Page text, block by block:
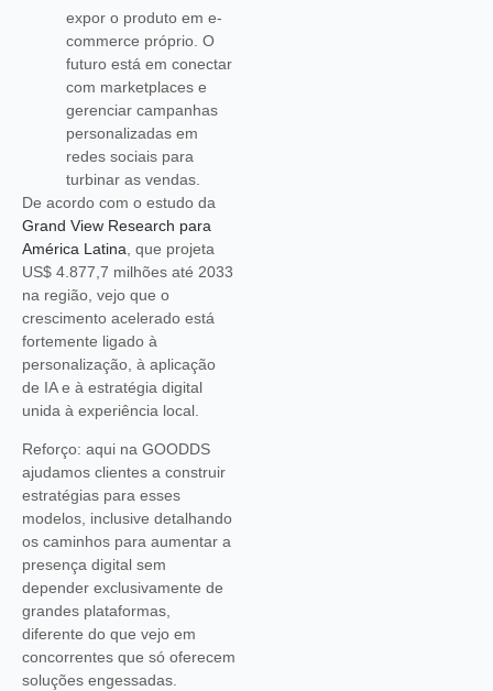
expor o produto em e-
commerce próprio. O
futuro está em conectar
com marketplaces e
gerenciar campanhas
personalizadas em
redes sociais para
turbinar as vendas.
De acordo com o estudo da
Grand View Research para
América Latina , que projeta
US$ 4.877,7 milhões até 2033
na região, vejo que o
crescimento acelerado está
fortemente ligado à
personalização, à aplicação
de IA e à estratégia digital
unida à experiência local.
Reforço: aqui na GOODDS
ajudamos clientes a construir
estratégias para esses
modelos, inclusive detalhando
os caminhos para aumentar a
presença digital sem
depender exclusivamente de
grandes plataformas,
diferente do que vejo em
concorrentes que só oferecem
soluções engessadas.